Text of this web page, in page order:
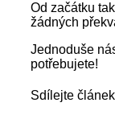
Od začátku tak
žádných
Jednoduše
potřebujete!
Sdílejte článek